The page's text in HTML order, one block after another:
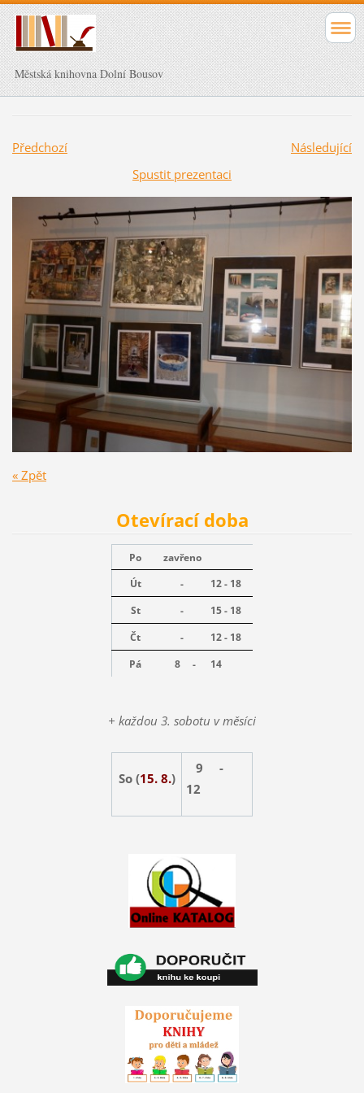
Městská knihovna Dolní Bousov
Předchozí
Následující
Spustit prezentaci
« Zpět
Otevírací doba
Po
zavřeno
Út
-
12 - 18
St
-
15 - 18
Čt
-
12 - 18
Pá
8 - 14
+ každou 3. sobotu v měsíci
So (15. 8.)
9 -
12